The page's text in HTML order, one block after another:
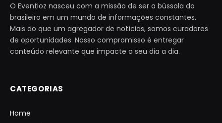
O Eventioz nasceu com a missão de ser a bússola do
brasileiro em um mundo de informações constantes.
Mais do que um agregador de notícias, somos curadores
de oportunidades. Nosso compromisso é entregar
conteúdo relevante que impacte o seu dia a dia.
CATEGORIAS
Home